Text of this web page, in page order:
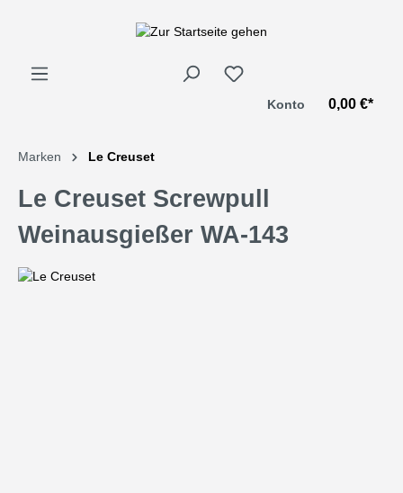
Konto 0,00 €*
Marken Le Creuset
Le Creuset Screwpull
Weinausgießer WA-143